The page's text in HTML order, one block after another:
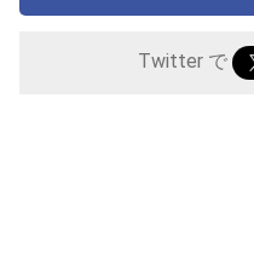
Twitter で